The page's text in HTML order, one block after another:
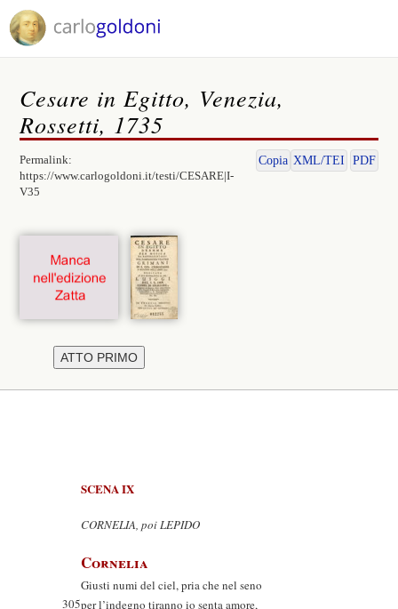
Cesare in Egitto, Venezia,
Rossetti, 1735
Permalink:
https://www.carlogoldoni.it/testi/CESARE|I-
V35
Copia XML/TEI PDF
SCENA IX
CORNELIA, poi LEPIDO
Cornelia
Giusti numi del ciel, pria che nel seno
305per l’indegno tiranno io senta amore,